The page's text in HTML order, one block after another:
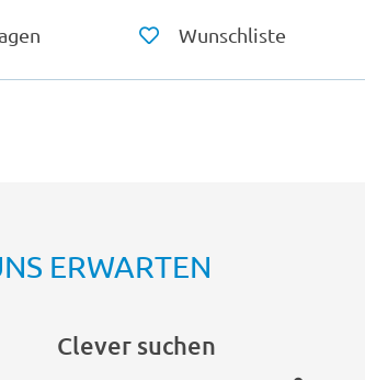
Wunschliste
ERWARTEN
Clever suchen